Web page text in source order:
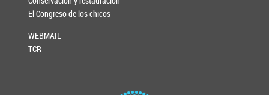
El Congreso de los chicos
WEBMAIL
TCR